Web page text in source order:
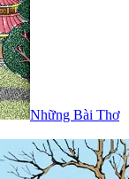
Những Bài Thơ